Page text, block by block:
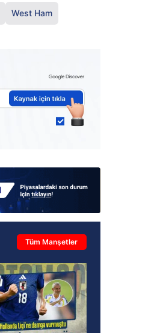
West Ham
Tüm Manşetler